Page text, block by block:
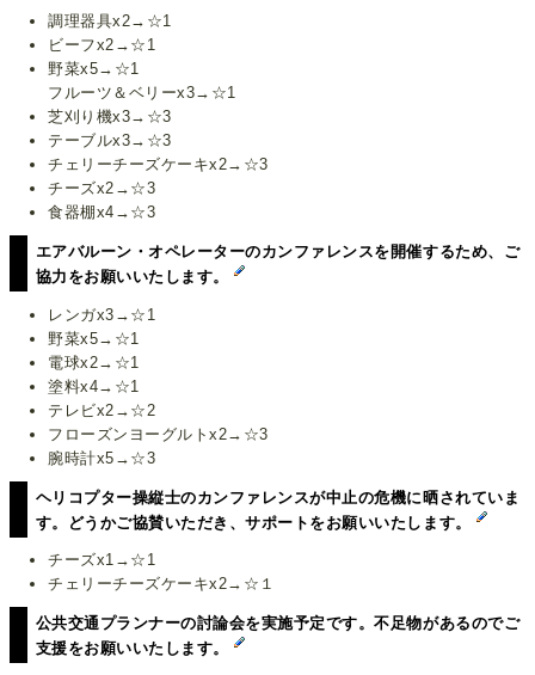
調理器具x2→☆1
ビーフx2→☆1
野菜x5→☆1
フルーツ＆ベリーx3→☆1
芝刈り機x3→☆3
テーブルx3→☆3
チェリーチーズケーキx2→☆3
チーズx2→☆3
食器棚x4→☆3
エアバルーン・オペレーターのカンファレンスを開催するため、ご
協力をお願いいたします。
レンガx3→☆1
野菜x5→☆1
電球x2→☆1
塗料x4→☆1
テレビx2→☆2
フローズンヨーグルトx2→☆3
腕時計x5→☆3
ヘリコプター操縦士のカンファレンスが中止の危機に晒されていま
す。どうかご協賛いただき、サポートをお願いいたします。
チーズx1→☆1
チェリーチーズケーキx2→☆１
公共交通プランナーの討論会を実施予定です。不足物があるのでご
支援をお願いいたします。